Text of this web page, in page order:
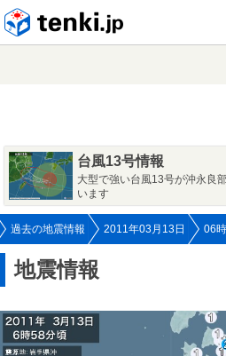
台風13号情報
大型で強い台風13号が沖永良
います
過去の地震情報 2011年03月13日 06
地震情報